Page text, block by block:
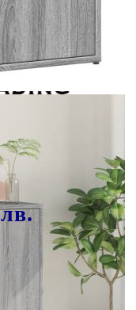
60x31x70
лв.
9 дни